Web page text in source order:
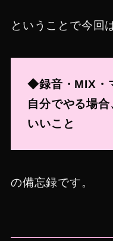
ということで今回
◆録音・MIX・
自分でやる場
いいこと
の備忘録です。